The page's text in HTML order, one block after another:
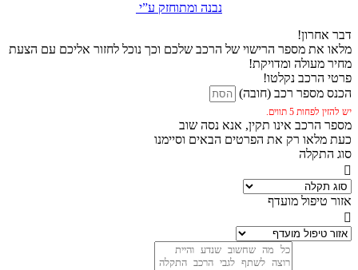
נבנה ומתוחזק ע”י
דבר אחרון!
מלאו את מספר הרישוי של הרכב שלכם וכך נוכל לחזור אליכם עם הצעת
מחיר מעולה ומדויקת!
פרטי הרכב נקלטו!
הכנס מספר רכב (חובה)
יש להזין לפחות 5 תווים.
מספר הרכב אינו תקין, אנא נסה שוב
כעת מלאו רק את הפרטים הבאים וסיימנו
סוג התקלה
אזור טיפול מועדף